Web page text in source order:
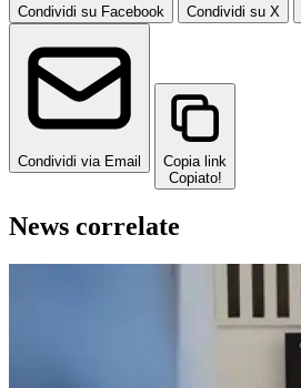
Condividi su Facebook Condividi su X
Condividi via Email
Copia link
Copiato!
News correlate